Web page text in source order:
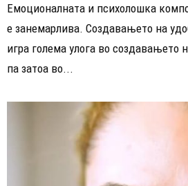
Емоционалната и психолошка
е занемарлива. Создавањето на
игра голема улога во создавањето
па затоа во...